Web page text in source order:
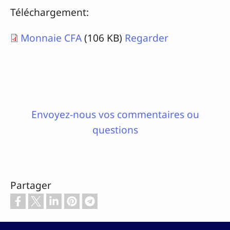
Téléchargement:
Monnaie CFA(106 KB) Regarder
Envoyez-nous vos commentaires ou
questions
Partager